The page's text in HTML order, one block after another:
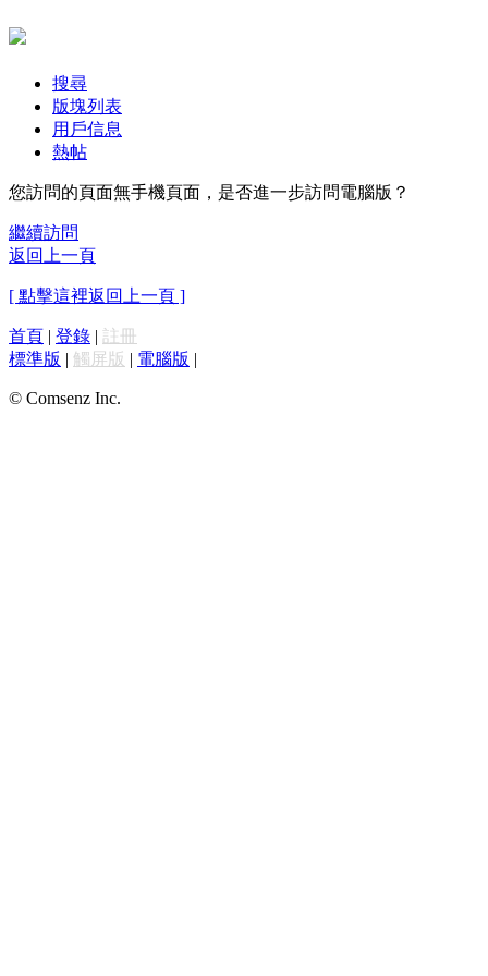
搜尋
版塊列表
用戶信息
熱帖
您訪問的頁面無手機頁面，是否進一步訪問電腦版？
繼續訪問
返回上一頁
[ 點擊這裡返回上一頁 ]
首頁 | 登錄 | 註冊
標準版 | 觸屏版 | 電腦版 |
© Comsenz Inc.